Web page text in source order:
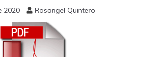
2020 Rosangel Quintero